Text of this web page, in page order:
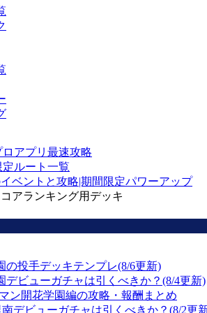
アプリ最速攻略
ルート一覧
ベントと攻略|期間限定パワーアップ
アランキング用デッキ
の投手デッキテンプレ(8/6更新)
デビューガチャは引くべきか？(8/4更新)
ン開花学園編の攻略・報酬まとめ
デビューガチャは引くべきか？(8/2更